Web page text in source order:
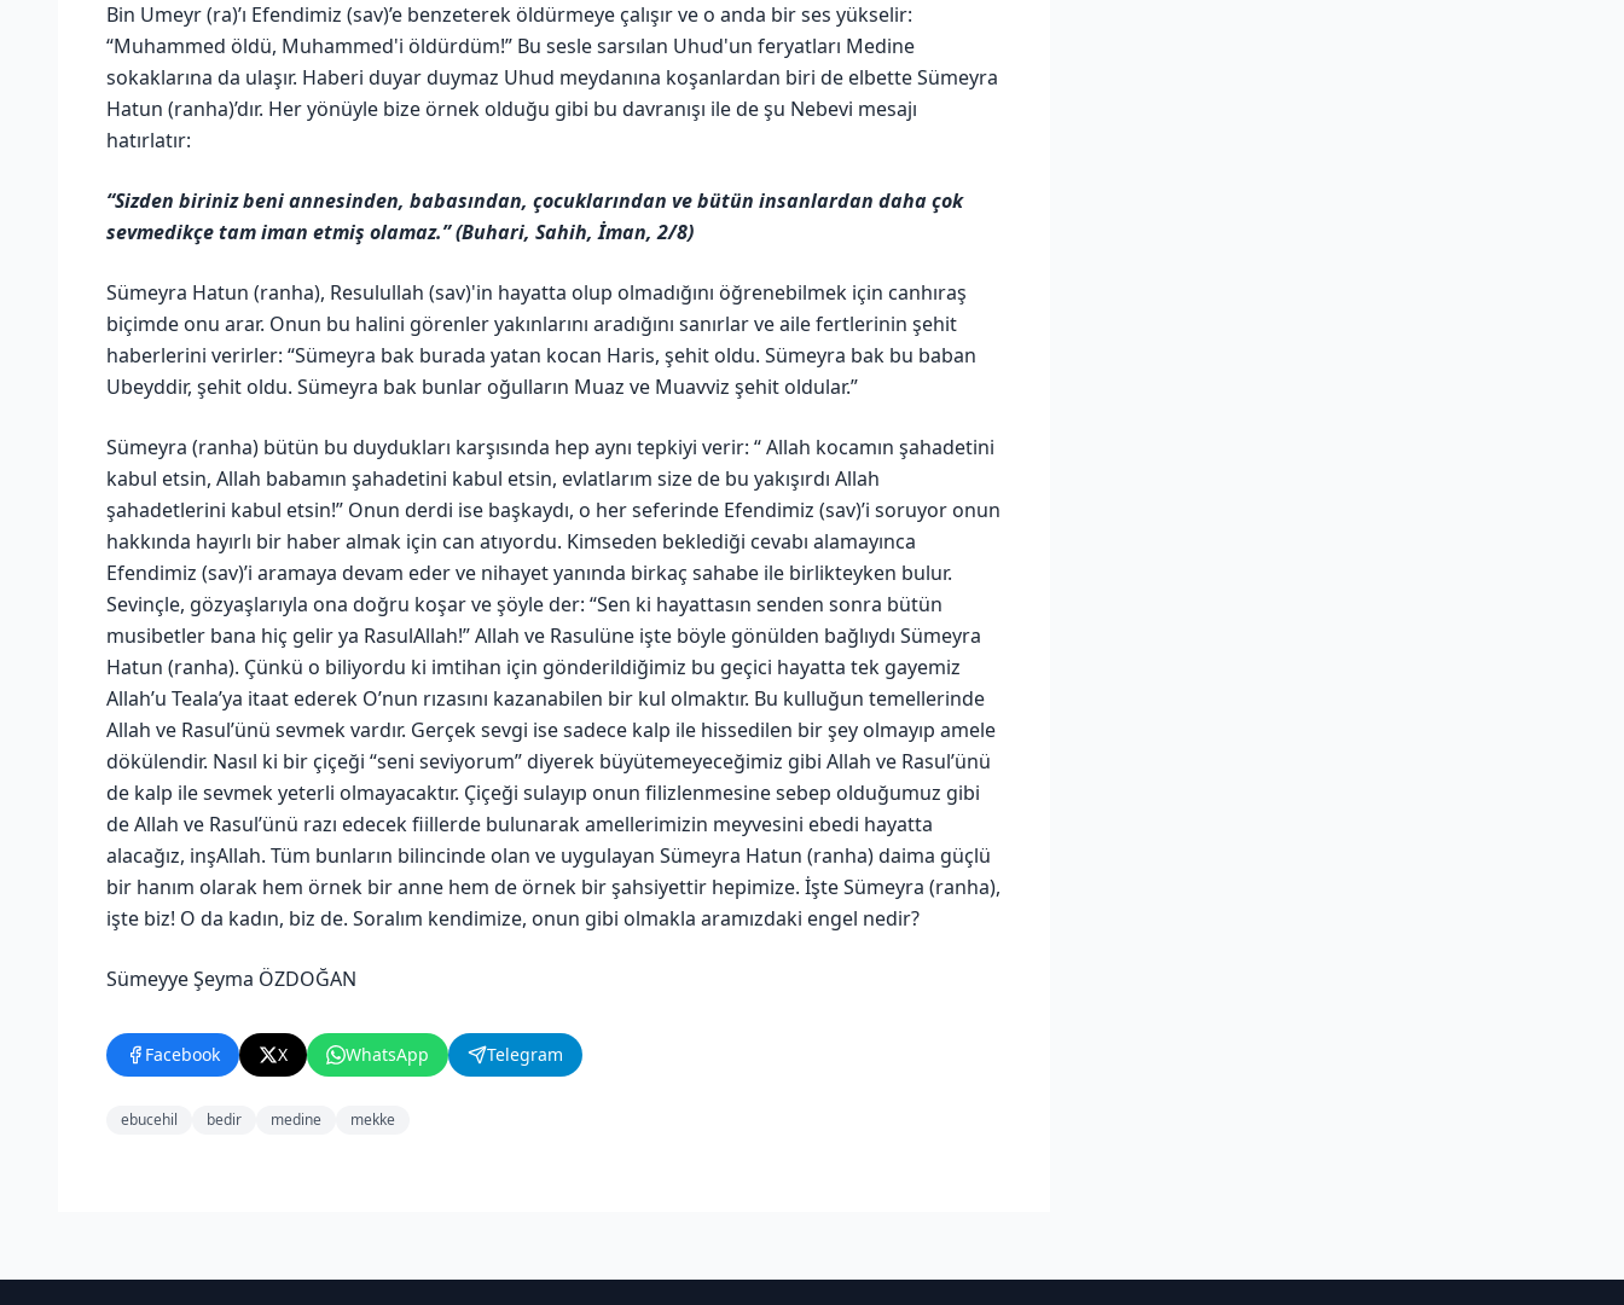
Bin Umeyr (ra)’ı Efendimiz (sav)’e benzeterek öldürmeye çalışır ve o anda bir ses yükselir:
“Muhammed öldü, Muhammed'i öldürdüm!” Bu sesle sarsılan Uhud'un feryatları Medine
sokaklarına da ulaşır. Haberi duyar duymaz Uhud meydanına koşanlardan biri de elbette Sümeyra
Hatun (ranha)’dır. Her yönüyle bize örnek olduğu gibi bu davranışı ile de şu Nebevi mesajı
hatırlatır:
“Sizden biriniz beni annesinden, babasından, çocuklarından ve bütün insanlardan daha çok
sevmedikçe tam iman etmiş olamaz.” (Buhari, Sahih, İman, 2/8)
Sümeyra Hatun (ranha), Resulullah (sav)'in hayatta olup olmadığını öğrenebilmek için canhıraş
biçimde onu arar. Onun bu halini görenler yakınlarını aradığını sanırlar ve aile fertlerinin şehit
haberlerini verirler: “Sümeyra bak burada yatan kocan Haris, şehit oldu. Sümeyra bak bu baban
Ubeyddir, şehit oldu. Sümeyra bak bunlar oğulların Muaz ve Muavviz şehit oldular.”
Sümeyra (ranha) bütün bu duydukları karşısında hep aynı tepkiyi verir: “ Allah kocamın şahadetini
kabul etsin, Allah babamın şahadetini kabul etsin, evlatlarım size de bu yakışırdı Allah
şahadetlerini kabul etsin!” Onun derdi ise başkaydı, o her seferinde Efendimiz (sav)’i soruyor onun
hakkında hayırlı bir haber almak için can atıyordu. Kimseden beklediği cevabı alamayınca
Efendimiz (sav)’i aramaya devam eder ve nihayet yanında birkaç sahabe ile birlikteyken bulur.
Sevinçle, gözyaşlarıyla ona doğru koşar ve şöyle der: “Sen ki hayattasın senden sonra bütün
musibetler bana hiç gelir ya RasulAllah!” Allah ve Rasulüne işte böyle gönülden bağlıydı Sümeyra
Hatun (ranha). Çünkü o biliyordu ki imtihan için gönderildiğimiz bu geçici hayatta tek gayemiz
Allah’u Teala’ya itaat ederek O’nun rızasını kazanabilen bir kul olmaktır. Bu kulluğun temellerinde
Allah ve Rasul’ünü sevmek vardır. Gerçek sevgi ise sadece kalp ile hissedilen bir şey olmayıp amele
dökülendir. Nasıl ki bir çiçeği “seni seviyorum” diyerek büyütemeyeceğimiz gibi Allah ve Rasul’ünü
de kalp ile sevmek yeterli olmayacaktır. Çiçeği sulayıp onun filizlenmesine sebep olduğumuz gibi
de Allah ve Rasul’ünü razı edecek fiillerde bulunarak amellerimizin meyvesini ebedi hayatta
alacağız, inşAllah. Tüm bunların bilincinde olan ve uygulayan Sümeyra Hatun (ranha) daima güçlü
bir hanım olarak hem örnek bir anne hem de örnek bir şahsiyettir hepimize. İşte Sümeyra (ranha),
işte biz! O da kadın, biz de. Soralım kendimize, onun gibi olmakla aramızdaki engel nedir?
Sümeyye Şeyma ÖZDOĞAN
Facebook X WhatsApp Telegram
ebucehil bedir medine mekke